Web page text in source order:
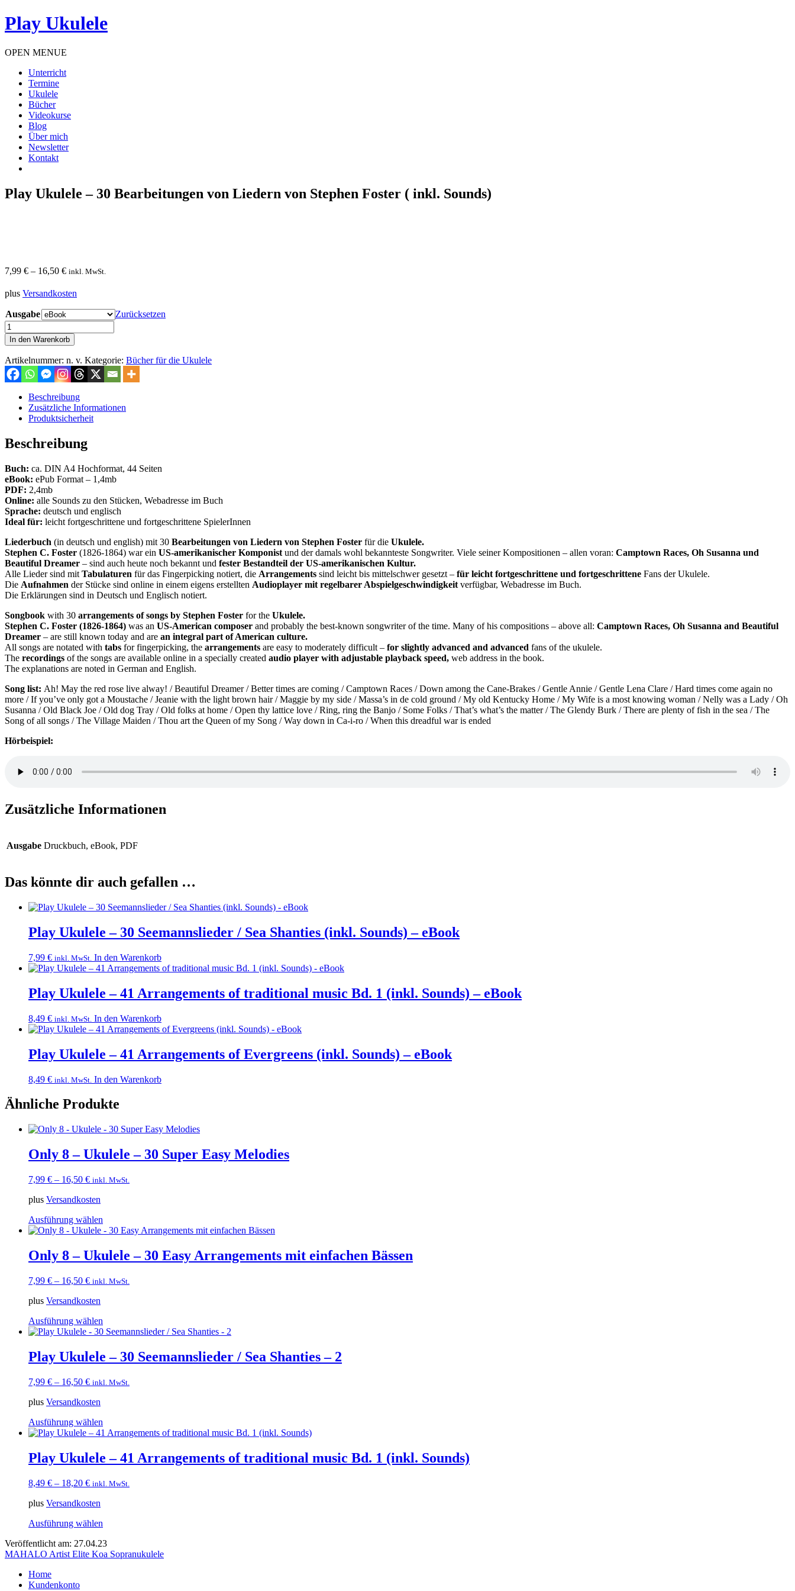
Play Ukulele
OPEN MENUE
Unterricht
Termine
Ukulele
Bücher
Videokurse
Blog
Über mich
Newsletter
Kontakt
Play Ukulele – 30 Bearbeitungen von Liedern von Stephen Foster ( inkl. Sounds)
7,99 € – 16,50 € inkl. MwSt.
plus Versandkosten
Ausgabe
Zurücksetzen
Play
Ukulele
–
30
Bearbeitungen
von
Stephen
Foster
inkl.
Menge
In den Warenkorb
Artikelnummer: n. v. Kategorie: Bücher für die Ukulele
Beschreibung
Zusätzliche Informationen
Produktsicherheit
Beschreibung
Buch: ca. DIN A4 Hochformat, 44 Seiten
eBook: ePub Format – 1,4mb
PDF: 2,4mb
Online: alle Sounds zu den Stücken, Webadresse im Buch
Sprache: deutsch und englisch
Ideal für: leicht fortgeschrittene und fortgeschrittene SpielerInnen
Liederbuch (in deutsch und english) mit 30 Bearbeitungen von Liedern von Stephen Foster für die Ukulele.
Stephen C. Foster (1826-1864) war ein US-amerikanischer Komponist und der damals wohl bekannteste Songwriter. Viele seiner Kompositionen – allen voran: Camptown Races, Oh Susanna und
Beautiful Dreamer – sind auch heute noch bekannt und fester Bestandteil der US-amerikanischen Kultur.
Alle Lieder sind mit Tabulaturen für das Fingerpicking notiert, die Arrangements sind leicht bis mittelschwer gesetzt – für leicht fortgeschrittene und fortgeschrittene Fans der Ukulele.
Die Aufnahmen der Stücke sind online in einem eigens erstellten Audioplayer mit regelbarer Abspielgeschwindigkeit verfügbar, Webadresse im Buch.
Die Erklärungen sind in Deutsch und Englisch notiert.
Songbook with 30 arrangements of songs by Stephen Foster for the Ukulele.
Stephen C. Foster (1826-1864) was an US-American composer and probably the best-known songwriter of the time. Many of his compositions – above all: Camptown Races, Oh Susanna and Beautiful
Dreamer – are still known today and are an integral part of American culture.
All songs are notated with tabs for fingerpicking, the arrangements are easy to moderately difficult – for slightly advanced and advanced fans of the ukulele.
The recordings of the songs are available online in a specially created audio player with adjustable playback speed, web address in the book.
The explanations are noted in German and English.
Song list: Ah! May the red rose live alway! / Beautiful Dreamer / Better times are coming / Camptown Races / Down among the Cane-Brakes / Gentle Annie / Gentle Lena Clare / Hard times come again no
more / If you’ve only got a Moustache / Jeanie with the light brown hair / Maggie by my side / Massa’s in de cold ground / My old Kentucky Home / My Wife is a most knowing woman / Nelly was a Lady / Oh
Susanna / Old Black Joe / Old dog Tray / Old folks at home / Open thy lattice love / Ring, ring the Banjo / Some Folks / That’s what’s the matter / The Glendy Burk / There are plenty of fish in the sea / The
Song of all songs / The Village Maiden / Thou art the Queen of my Song / Way down in Ca-i-ro / When this dreadful war is ended
Hörbeispiel:
Zusätzliche Informationen
Ausgabe Druckbuch, eBook, PDF
Das könnte dir auch gefallen …
Play Ukulele – 30 Seemannslieder / Sea Shanties (inkl. Sounds) – eBook
7,99 € inkl. MwSt. In den Warenkorb
Play Ukulele – 41 Arrangements of traditional music Bd. 1 (inkl. Sounds) – eBook
8,49 € inkl. MwSt. In den Warenkorb
Play Ukulele – 41 Arrangements of Evergreens (inkl. Sounds) – eBook
8,49 € inkl. MwSt. In den Warenkorb
Ähnliche Produkte
Only 8 – Ukulele – 30 Super Easy Melodies
7,99 € – 16,50 € inkl. MwSt.
plus Versandkosten
Ausführung wählen
Produkt
mehrere
Varianten
Die
der
Produktseite
werden
Only 8 – Ukulele – 30 Easy Arrangements mit einfachen Bässen
7,99 € – 16,50 € inkl. MwSt.
plus Versandkosten
Ausführung wählen
Produkt
mehrere
Varianten
Die
der
Produktseite
werden
Play Ukulele – 30 Seemannslieder / Sea Shanties – 2
7,99 € – 16,50 € inkl. MwSt.
plus Versandkosten
Ausführung wählen
Produkt
mehrere
Varianten
Die
der
Produktseite
gewählt
werden
Play Ukulele – 41 Arrangements of traditional music Bd. 1 (inkl. Sounds)
8,49 € – 18,20 € inkl. MwSt.
plus Versandkosten
Ausführung wählen
weist
mehrere
Veröffentlicht am: 27.04.23
Beitragsnavigation
MAHALO Artist Elite Koa Sopranukulele
Home
Kundenkonto